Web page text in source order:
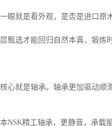
眼就是看外观，是否是进口原
甄选才能回归自然本真，锻炼
心就是轴承。轴承更加驱动顺
NSK精工轴承，更静音，承载